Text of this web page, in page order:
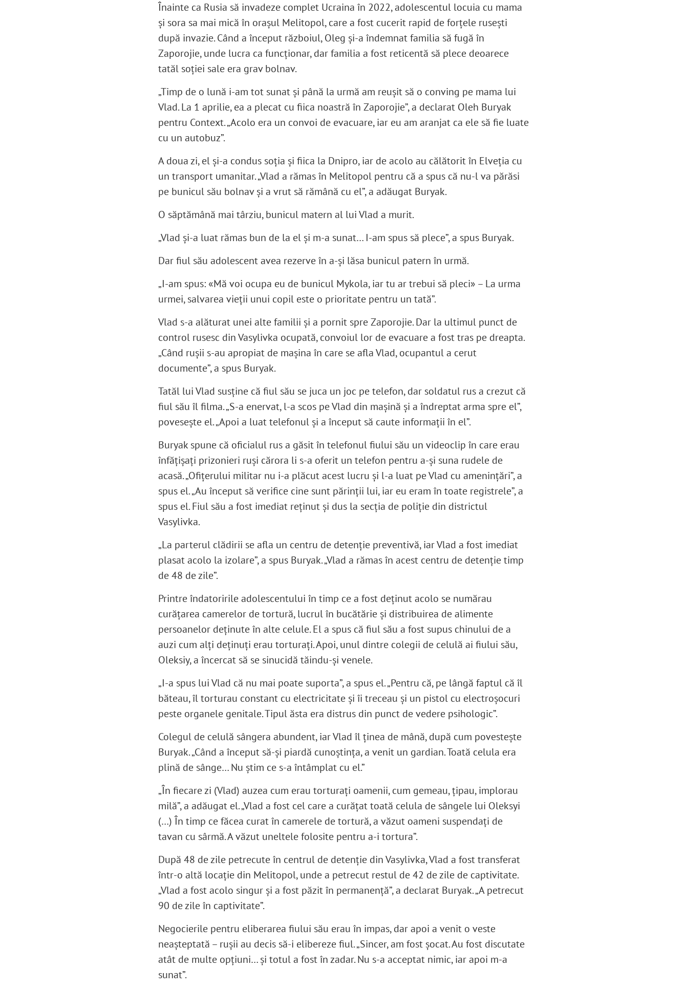
Înainte ca Rusia să invadeze complet Ucraina în 2022, adolescentul locuia cu mama
și sora sa mai mică în orașul Melitopol, care a fost cucerit rapid de forțele rusești
după invazie. Când a început războiul, Oleg și-a îndemnat familia să fugă în
Zaporojie, unde lucra ca funcționar, dar familia a fost reticentă să plece deoarece
tatăl soției sale era grav bolnav.
„Timp de o lună i-am tot sunat și până la urmă am reușit să o conving pe mama lui
Vlad. La 1 aprilie, ea a plecat cu fiica noastră în Zaporojie”, a declarat Oleh Buryak
pentru Context. „Acolo era un convoi de evacuare, iar eu am aranjat ca ele să fie luate
cu un autobuz”.
A doua zi, el și-a condus soția și fiica la Dnipro, iar de acolo au călătorit în Elveția cu
un transport umanitar. „Vlad a rămas în Melitopol pentru că a spus că nu-l va părăsi
pe bunicul său bolnav și a vrut să rămână cu el”, a adăugat Buryak.
O săptămână mai târziu, bunicul matern al lui Vlad a murit.
„Vlad și-a luat rămas bun de la el și m-a sunat… I-am spus să plece”, a spus Buryak.
Dar fiul său adolescent avea rezerve în a-și lăsa bunicul patern în urmă.
„I-am spus: «Mă voi ocupa eu de bunicul Mykola, iar tu ar trebui să pleci» – La urma
urmei, salvarea vieții unui copil este o prioritate pentru un tată”.
Vlad s-a alăturat unei alte familii și a pornit spre Zaporojie. Dar la ultimul punct de
control rusesc din Vasylivka ocupată, convoiul lor de evacuare a fost tras pe dreapta.
„Când rușii s-au apropiat de mașina în care se afla Vlad, ocupantul a cerut
documente”, a spus Buryak.
Tatăl lui Vlad susține că fiul său se juca un joc pe telefon, dar soldatul rus a crezut că
fiul său îl filma. „S-a enervat, l-a scos pe Vlad din mașină și a îndreptat arma spre el”,
povesește el. „Apoi a luat telefonul și a început să caute informații în el”.
Buryak spune că oficialul rus a găsit în telefonul fiului său un videoclip în care erau
înfățișați prizonieri ruși cărora li s-a oferit un telefon pentru a-și suna rudele de
acasă. „Ofițerului militar nu i-a plăcut acest lucru și l-a luat pe Vlad cu amenințări”, a
spus el. „Au început să verifice cine sunt părinții lui, iar eu eram în toate registrele”, a
spus el. Fiul său a fost imediat reținut și dus la secția de poliție din districtul
Vasylivka.
„La parterul clădirii se afla un centru de detenție preventivă, iar Vlad a fost imediat
plasat acolo la izolare”, a spus Buryak. „Vlad a rămas în acest centru de detenție timp
de 48 de zile”.
Printre îndatoririle adolescentului în timp ce a fost deținut acolo se numărau
curățarea camerelor de tortură, lucrul în bucătărie și distribuirea de alimente
persoanelor deținute în alte celule. El a spus că fiul său a fost supus chinului de a
auzi cum alți deținuți erau torturați. Apoi, unul dintre colegii de celulă ai fiului său,
Oleksiy, a încercat să se sinucidă tăindu-și venele.
„I-a spus lui Vlad că nu mai poate suporta”, a spus el. „Pentru că, pe lângă faptul că îl
băteau, îl torturau constant cu electricitate și îi treceau și un pistol cu electroșocuri
peste organele genitale. Tipul ăsta era distrus din punct de vedere psihologic”.
Colegul de celulă sângera abundent, iar Vlad îl ținea de mână, după cum povestește
Buryak. „Când a început să-și piardă cunoștința, a venit un gardian. Toată celula era
plină de sânge… Nu știm ce s-a întâmplat cu el.”
„În fiecare zi (Vlad) auzea cum erau torturați oamenii, cum gemeau, țipau, implorau
milă”, a adăugat el. „Vlad a fost cel care a curățat toată celula de sângele lui Oleksyi
(…) În timp ce făcea curat în camerele de tortură, a văzut oameni suspendați de
tavan cu sârmă. A văzut uneltele folosite pentru a-i tortura”.
După 48 de zile petrecute în centrul de detenție din Vasylivka, Vlad a fost transferat
într-o altă locație din Melitopol, unde a petrecut restul de 42 de zile de captivitate.
„Vlad a fost acolo singur și a fost păzit în permanență”, a declarat Buryak. „A petrecut
90 de zile în captivitate”.
Negocierile pentru eliberarea fiului său erau în impas, dar apoi a venit o veste
neașteptată – rușii au decis să-i elibereze fiul. „Sincer, am fost șocat. Au fost discutate
atât de multe opțiuni… și totul a fost în zadar. Nu s-a acceptat nimic, iar apoi m-a
sunat”.